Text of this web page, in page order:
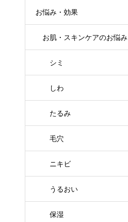
お悩み・効果
お肌・スキンケアのお悩み
シミ
しわ
たるみ
毛穴
ニキビ
うるおい
保湿